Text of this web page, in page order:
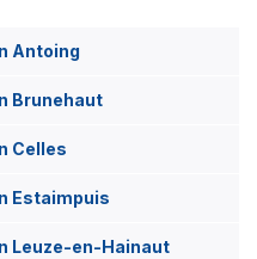
Antoing
Brunehaut
Celles
Estaimpuis
Leuze-en-Hainaut